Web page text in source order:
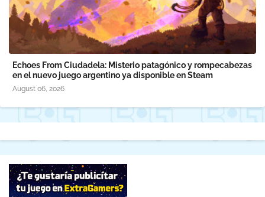
Echoes From Ciudadela: Misterio patagónico y rompecabezas
en el nuevo juego argentino ya disponible en Steam
August 06, 2026